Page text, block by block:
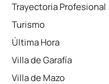
Trayectoria Profesional
Turismo
Última Hora
Villa de Garafía
Villa de Mazo